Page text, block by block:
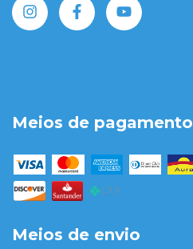
Meios de pagamento
Meios de envio